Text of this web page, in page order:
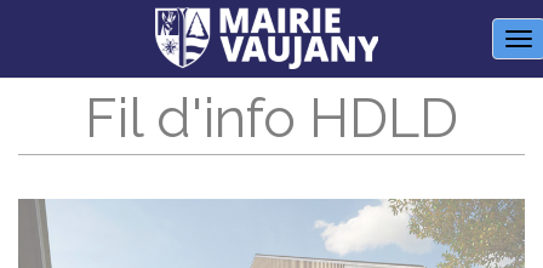
Fil d'info HDLD
Panneau de gestion des cookies